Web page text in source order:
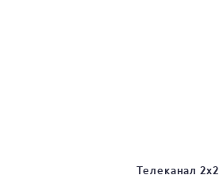
Телеканал 2х2